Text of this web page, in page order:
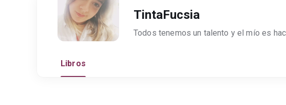
TintaFucsia
Libros